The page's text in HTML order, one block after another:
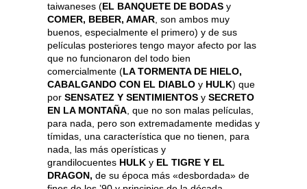
taiwaneses (EL BANQUETE DE BODAS y
COMER, BEBER, AMAR , son ambos muy
buenos, especialmente el primero) y de sus
películas posteriores tengo mayor afecto por las
que no funcionaron del todo bien
comercialmente (LA TORMENTA DE HIELO,
CABALGANDO CON EL DIABLO y HULK) que
por SENSATEZ Y SENTIMIENTOS y SECRETO
EN LA MONTAÑA , que no son malas películas,
para nada, pero son extremadamente medidas y
tímidas, una característica que no tienen, para
nada, las más operísticas y
grandilocuentes HULK y EL TIGRE Y EL
DRAGON, de su época más «desbordada» de